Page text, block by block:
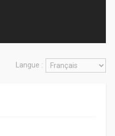
Langue :